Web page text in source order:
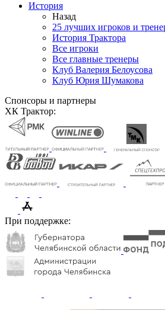
История
Назад
25 лучших игроков и
История Трактора
Все игроки
Все главные тренеры
Клуб Валерия Белоусова
Клуб Юрия Шумакова
Спонсоры и партнеры
ХК Трактор:
При поддержке: